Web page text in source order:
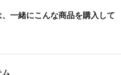
一緒にこんな商品を購入して
ム